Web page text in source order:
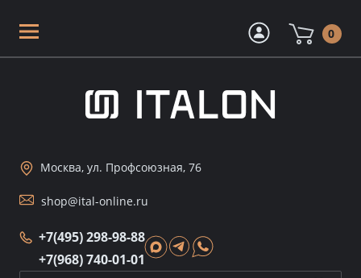
0
Москва, ул. Профсоюзная, 76
shop@ital-online.ru
+7(495) 298-98-88
+7(968) 740-01-01